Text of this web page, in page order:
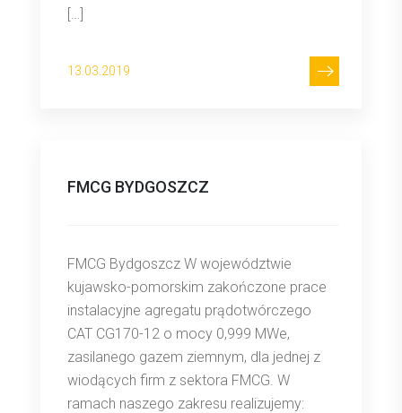
[…]
13.03.2019
FMCG BYDGOSZCZ
FMCG Bydgoszcz W województwie
kujawsko-pomorskim zakończone prace
instalacyjne agregatu prądotwórczego
CAT CG170-12 o mocy 0,999 MWe,
zasilanego gazem ziemnym, dla jednej z
wiodących firm z sektora FMCG. W
ramach naszego zakresu realizujemy: